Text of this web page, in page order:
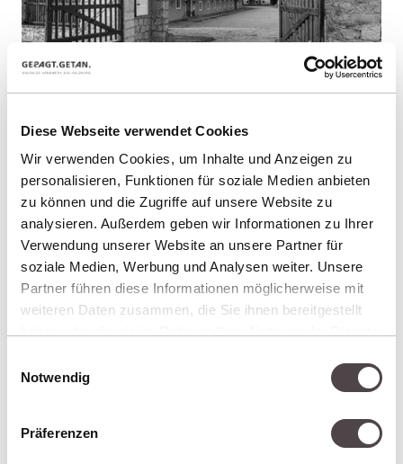
Diese Webseite verwendet Cookies
Wir verwenden Cookies, um Inhalte und Anzeigen zu
personalisieren, Funktionen für soziale Medien anbieten
zu können und die Zugriffe auf unsere Website zu
analysieren. Außerdem geben wir Informationen zu Ihrer
Verwendung unserer Website an unsere Partner für
soziale Medien, Werbung und Analysen weiter. Unsere
Partner führen diese Informationen möglicherweise mit
weiteren Daten zusammen, die Sie ihnen bereitgestellt
Notwendig
Präferenzen
MIT DEM AUTO:
Verlassen Sie die Autobahn A10 an der Abfahrt
Salzburg Süd und nehmen Sie die Ausfahrt
Grödig. Anschließend fahren Sie Richtung
Ortszentrum Grödig und folgen den
Wegweisern Richtung Glanegg-Fürstenbrunn.
Gutshof ein, sondern folgen der
Schloss Glanegg mit dem Gutshof sehen. Am